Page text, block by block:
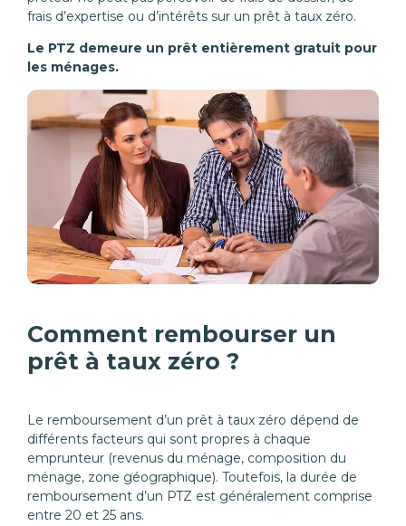
frais d’expertise ou d’intérêts sur un prêt à taux zéro.
Le PTZ demeure un prêt entièrement gratuit pour
les ménages.
Comment rembourser un
prêt à taux zéro ?
Le remboursement d’un prêt à taux zéro dépend de
différents facteurs qui sont propres à chaque
emprunteur (revenus du ménage, composition du
ménage, zone géographique). Toutefois, la durée de
remboursement d’un PTZ est généralement comprise
entre 20 et 25 ans.